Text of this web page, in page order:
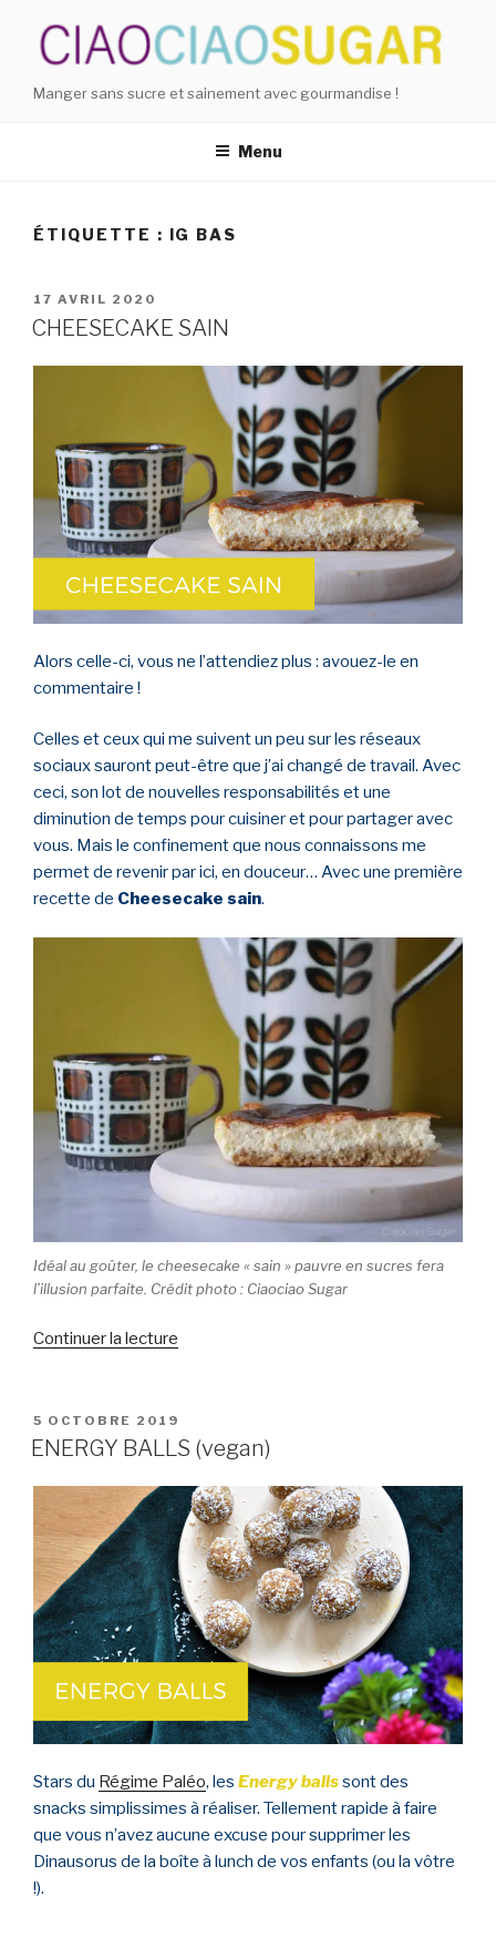
contenu
principal
Manger sans sucre et sainement avec gourmandise !
Menu
ÉTIQUETTE : IG BAS
PUBLIÉ
LE
17 AVRIL 2020
CHEESECAKE SAIN
Alors celle-ci, vous ne l’attendiez plus : avouez-le en
commentaire !
Celles et ceux qui me suivent un peu sur les réseaux
sociaux sauront peut-être que j’ai changé de travail. Avec
ceci, son lot de nouvelles responsabilités et une
diminution de temps pour cuisiner et pour partager avec
vous. Mais le confinement que nous connaissons me
permet de revenir par ici, en douceur… Avec une première
recette de Cheesecake sain.
Idéal au goûter, le cheesecake « sain » pauvre en sucres fera
l’illusion parfaite. Crédit photo : Ciaociao Sugar
Continuer la lecture
PUBLIÉ
LE
5 OCTOBRE 2019
ENERGY BALLS (vegan)
Stars du Régime Paléo, les Energy ballssont des
snacks simplissimes à réaliser. Tellement rapide à faire
que vous n’avez aucune excuse pour supprimer les
Dinausorus de la boîte à lunch de vos enfants (ou la vôtre
!).